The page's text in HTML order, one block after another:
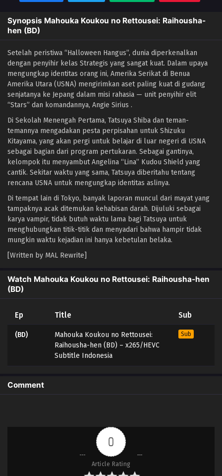
Synopsis Mahouka Koukou no Rettousei: Raihousha-
hen (BD)
Setelah peristiwa “Halloween Hangus”, dunia diperkenalkan
dengan penyihir kelas Strategis yang sangat kuat. Dalam upaya
mengungkap identitas orang ini, Amerika Serikat di Benua
Amerika Utara (USNA) mengirimkan aset paling kuat di gudang
senjatanya ke Jepang dalam misi rahasia — unit penyihir elit
“Stars” dan komandannya, Angie Sirius .
Di Sekolah Menengah Pertama, Tatsuya Shiba dan teman-
temannya mengadakan pesta perpisahan untuk Shizuku
Kitayama, yang akan pergi untuk belajar di luar negeri di USNA
sebagai bagian dari program pertukaran. Sebagai gantinya,
kelompok itu menyambut Angelina “Lina” Kudou Shield yang
cantik. Sekitar waktu yang sama, Tatsuya diberitahu tentang
rencana USNA untuk mengungkap identitas aslinya.
Di tempat lain di Tokyo, banyak laporan muncul dari mayat yang
tampaknya acak ditemukan kehabisan darah. Dijuluki sebagai
karya vampir, tidak butuh waktu lama bagi Tatsuya untuk
menghubungkan titik-titik dan menyadari bahwa hampir tidak
mungkin waktu kejadian ini hanya kebetulan belaka.
[Written by MAL Rewrite]
Watch Mahouka Koukou no Rettousei: Raihousha-hen
(BD)
Ep Title Sub
(BD)
Mahouka Koukou no Rettousei:
Raihousha-hen (BD) – x265/HEVC
Subtitle Indonesia
Sub
Comment
0
Article Rating